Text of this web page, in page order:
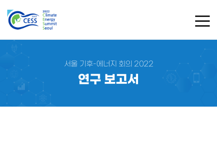
서울 기후-에너지 회의 2022
연구 보고서